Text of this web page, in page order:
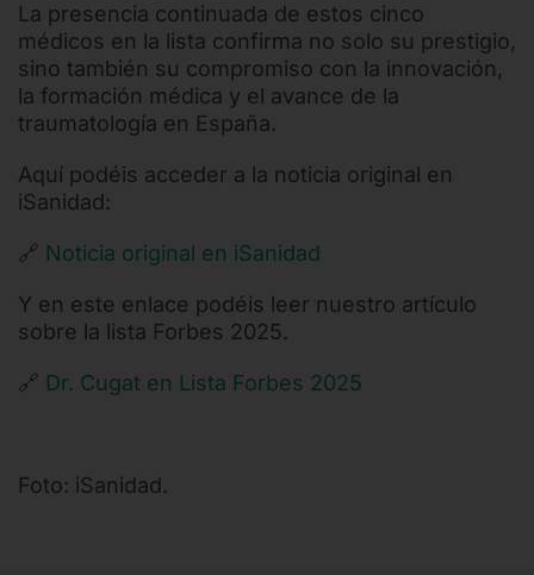
La presencia continuada de estos cinco
médicos en la lista confirma no solo su prestigio,
sino también su compromiso con la innovación,
la formación médica y el avance de la
traumatología en España.
Aquí podéis acceder a la noticia original en
iSanidad:
🔗 Noticia original en iSanidad
Y en este enlace podéis leer nuestro artículo
sobre la lista Forbes 2025.
🔗 Dr. Cugat en Lista Forbes 2025
Foto: iSanidad.